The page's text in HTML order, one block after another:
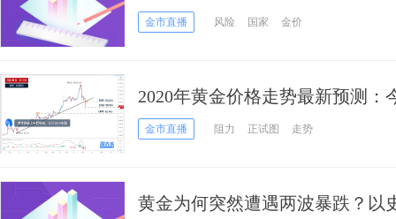
已暴露在病毒下 欧洲收紧旅行限
金市直播 风险 国家 金价
2020年黄金价格走势最新预测：
余点 跌破趋势线支撑
金市直播 阻力 正试图 走势
黄金为何突然遭遇两波暴跌？以